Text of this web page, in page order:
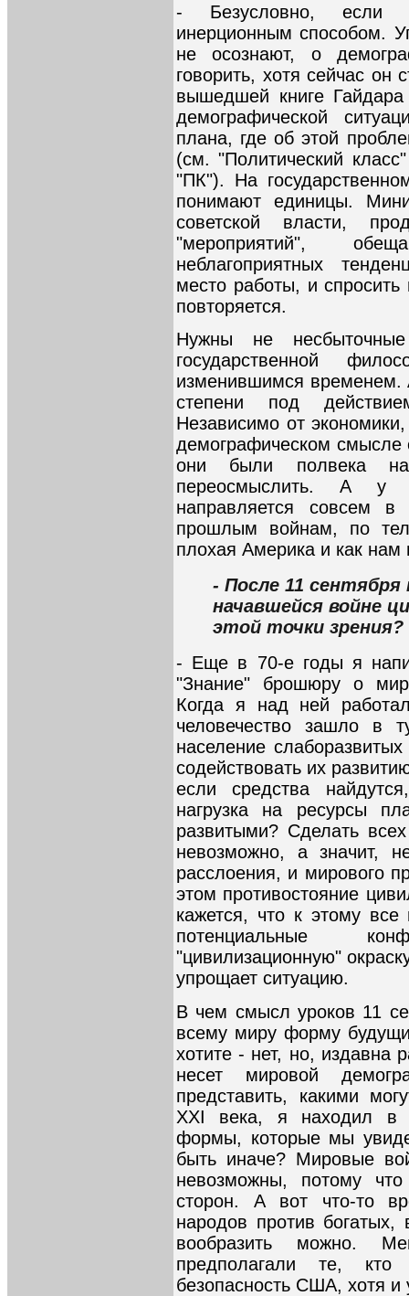
- Безусловно, если
инерционным способом.
не осознают, о
говорить, хотя сейчас
вышедшей книге
демографической
плана, где об этой
(см. "Политический
"ПК"). На
понимают единицы.
советской власти,
"мероприятий",
неблагоприятных
место работы, и
повторяется.
Нужны не
государственной
изменившимся временем.
степени под
Независимо от
демографическом смысле
они были полвека
переосмыслить. А у
направляется совсем в
прошлым войнам, по
плохая Америка и как нам
- После 11
начавшейся войне
этой точки зрения?
- Еще в 70-е годы я
"Знание" брошюру о
Когда я над ней
человечество зашло в
население
содействовать их
если средства
нагрузка на ресурсы
развитыми? Сделать
невозможно, а значит,
расслоения, и мирового
этом противостояние
кажется, что к этому
потенциальные
"цивилизационную"
упрощает ситуацию.
В чем смысл уроков 11
всему миру форму
хотите - нет, но, издавна
несет мировой
представить, какими
XXI века, я находил в
формы, которые мы
быть иначе? Мировые
невозможны, потому что
сторон. А вот что-то
народов против
вообразить можно.
предполагали те, кто
безопасность США, хотя